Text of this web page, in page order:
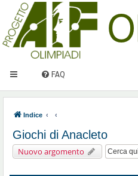
FAQ
Indice
Giochi di Anacleto
Nuovo argomento